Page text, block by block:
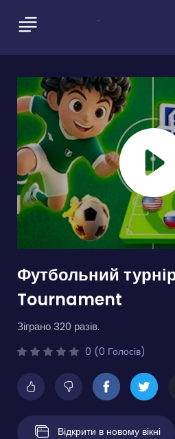
Футбольний
Tournament
Зіграно 320 разів.
0 (0 Голосів)
Відкрити в новому вікні